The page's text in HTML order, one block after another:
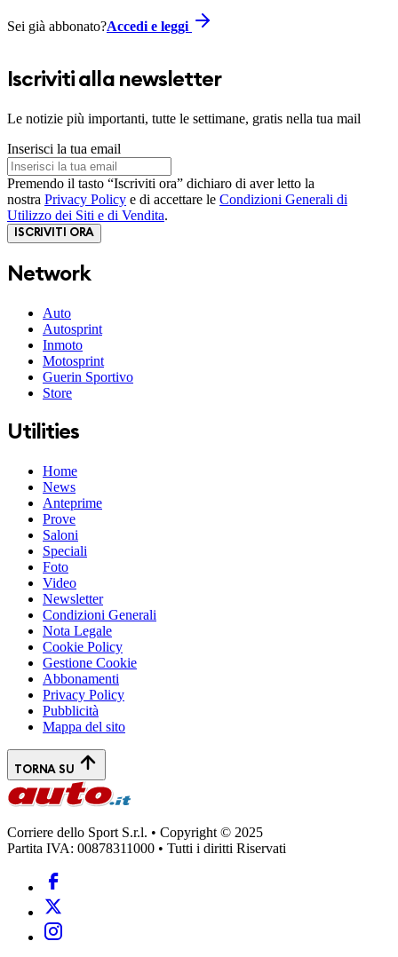
Sei già abbonato?Accedi e leggi
Iscriviti alla newsletter
Le notizie più importanti, tutte le settimane, gratis nella tua mail
Inserisci la tua email
Premendo il tasto “Iscriviti ora” dichiaro di aver letto la
nostra Privacy Policy e di accettare le Condizioni Generali di
Utilizzo dei Siti e di Vendita.
ISCRIVITI ORA
Network
Auto
Autosprint
Inmoto
Motosprint
Guerin Sportivo
Store
Utilities
Home
News
Anteprime
Prove
Saloni
Speciali
Foto
Video
Newsletter
Condizioni Generali
Nota Legale
Cookie Policy
Gestione Cookie
Abbonamenti
Privacy Policy
Pubblicità
Mappa del sito
TORNA SU
Corriere dello Sport S.r.l. • Copyright © 2025
Partita IVA: 00878311000 • Tutti i diritti Riservati